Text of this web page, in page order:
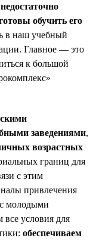
обучить его
в наш учебный
Главное — это
к большой
заведениями,
возрастных
границ для
с этим
привлечения
молодыми
все условия для
обеспечиваем